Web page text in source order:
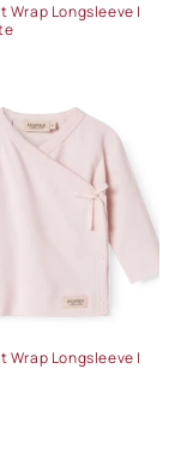
Wrap Longsleeve |
Wrap Longsleeve |